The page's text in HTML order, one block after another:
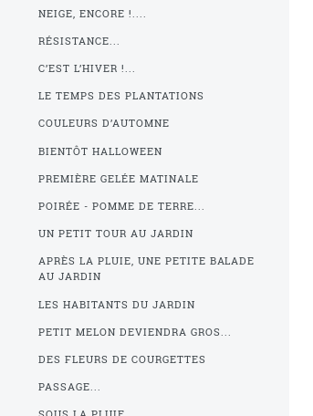
NEIGE, ENCORE !....
RÉSISTANCE...
C’EST L’HIVER !...
LE TEMPS DES PLANTATIONS
COULEURS D’AUTOMNE
BIENTÔT HALLOWEEN
PREMIÈRE GELÉE MATINALE
POIRÉE - POMME DE TERRE...
UN PETIT TOUR AU JARDIN
APRÈS LA PLUIE, UNE PETITE BALADE
AU JARDIN
LES HABITANTS DU JARDIN
PETIT MELON DEVIENDRA GROS...
DES FLEURS DE COURGETTES
PASSAGE...